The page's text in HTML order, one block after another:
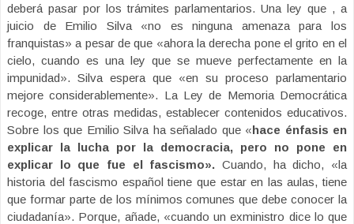
deberá pasar por los trámites parlamentarios. Una ley que , a
juicio de Emilio Silva «no es ninguna amenaza para los
franquistas» a pesar de que «ahora la derecha pone el grito en el
cielo, cuando es una ley que se mueve perfectamente en la
impunidad». Silva espera que «en su proceso parlamentario
mejore considerablemente». La Ley de Memoria Democrática
recoge, entre otras medidas, establecer contenidos educativos.
Sobre los que Emilio Silva ha señalado que «hace énfasis en
explicar la lucha por la democracia, pero no pone en
explicar lo que fue el fascismo». Cuando, ha dicho, «la
historia del fascismo español tiene que estar en las aulas, tiene
que formar parte de los mínimos comunes que debe conocer la
ciudadanía». Porque, añade, «cuando un exministro dice lo que